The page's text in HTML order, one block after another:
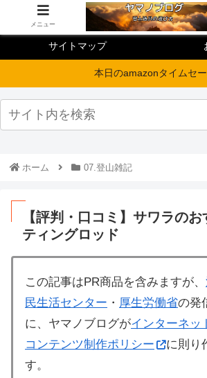
サイトマップ
本日のamazonタイムセ
ホーム 07.登山雑記
【評判・口コミ】サワラの
ティングロッド
この記事はPR商品を含みますが、
民生活センター ・ 厚生労働省の発
に、ヤマノブログがインターネッ
コンテンツ制作ポリシー
に則り
す。
メニュー